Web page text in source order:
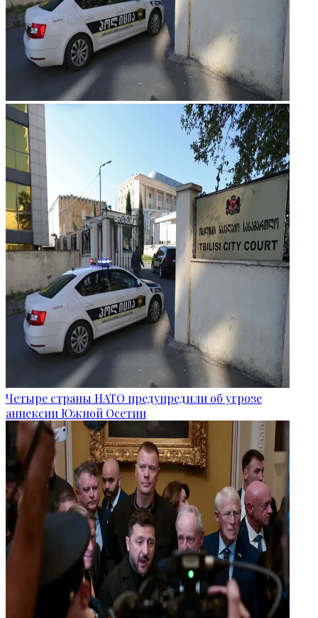
Четыре страны НАТО предупредили об угрозе
аннексии Южной Осетии